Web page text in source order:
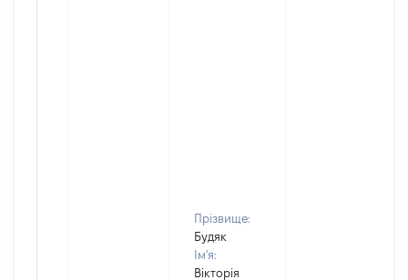
Прізвище:
Будяк
Ім'я:
Вікторія